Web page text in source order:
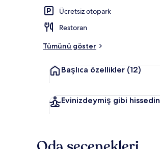
Ücretsiz otopark
Restoran
Tümünü göster
Başlıca özellikler (12)
Evinizdeymiş gibi hissedin